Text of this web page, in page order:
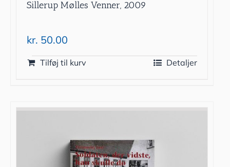
Sillerup Mølles Venner, 2009
kr. 50.00
Tilføj til kurv Detaljer